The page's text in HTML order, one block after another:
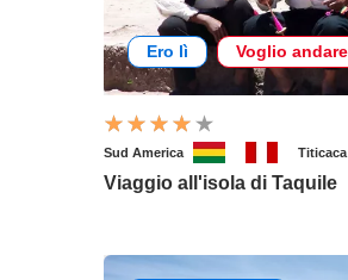
Ero lì Voglio
Sud America
Viaggio all'isola di Taquile